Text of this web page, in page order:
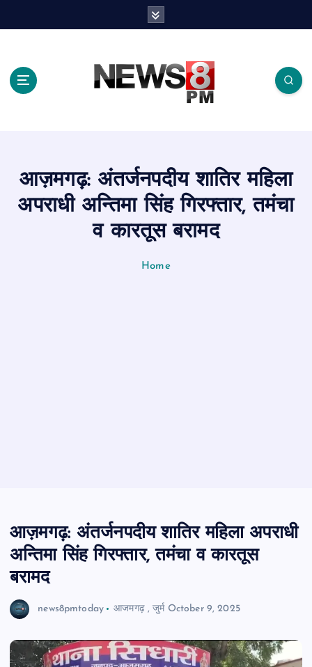
आज़मगढ़: अंतर्जनपदीय शातिर महिला
अपराधी अन्तिमा सिंह गिरफ्तार, तमंचा
व कारतूस बरामद
Home
आज़मगढ़: अंतर्जनपदीय शातिर महिला अपराधी
अन्तिमा सिंह गिरफ्तार, तमंचा व कारतूस
बरामद
news8pmtoday आजमगढ़,जुर्म October 9, 2025